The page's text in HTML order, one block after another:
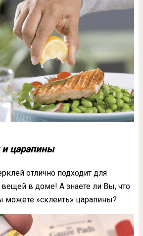
царапины
отлично подходит для
в доме! А знаете ли Вы, что
»склеить» царапины?